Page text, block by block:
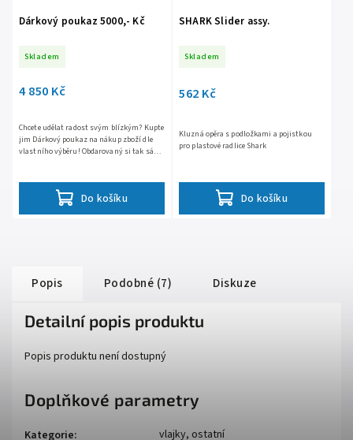
Dárkový poukaz 5000,- Kč
Skladem
4 850 Kč
Do košíku
Chcete udělat radost svým blízkým? Kupte
jim Dárkový poukaz na nákup zboží dle
vlastního výběru! Obdarovaný si tak sám
SHARK Slider assy.
Skladem
562 Kč
Do košíku
Kluzná opěra s podložkami a pojistkou
pro plastové radlice Shark
Popis Podobné (7) Diskuze
Detailní popis produktu
Popis produktu není dostupný
Doplňkové parametry
Kategorie: vlajky, ostatní